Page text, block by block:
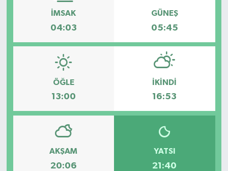
İMSAK
04:03
GÜNEŞ
05:45
ÖĞLE
13:00
İKINDI
16:53
AKŞAM
20:06
YATSI
21:40